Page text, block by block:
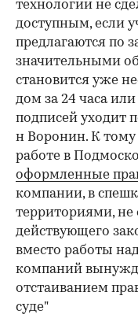
технологии не
доступным, если
предлагаются по
значительными
становится уже
дом за 24 часа или
подписей уходит
н Воронин. К тому
работе в
оформленные
компании, в
территориями, не
действующего
вместо работы
компаний
отстаиванием
суде"